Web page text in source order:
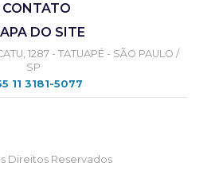
CONTATO
DO SITE
1287 - TATUAPÉ - SÃO PAULO /
SP
11 3181-5077
Direitos Reservados